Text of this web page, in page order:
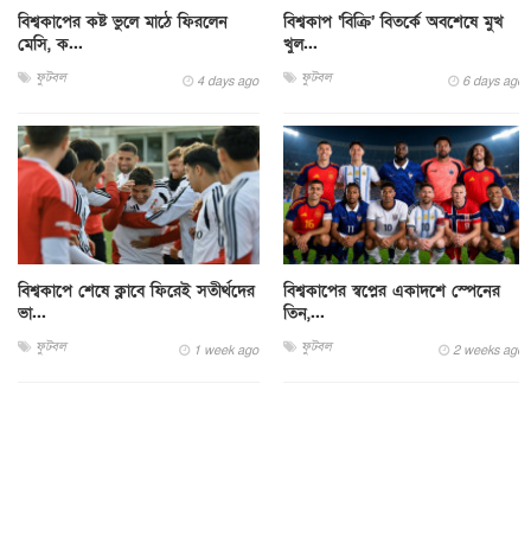
বিশ্বকাপের কষ্ট ভুলে মাঠে ফিরলেন
মেসি, ক...
ফুটবল 4 days ago
বিশ্বকাপ ‘বিক্রি’ বিতর্কে অবশেষে মুখ
খুল...
ফুটবল 6 days ago
বিশ্বকাপে শেষে ক্লাবে ফিরেই সতীর্থদের
ভা...
ফুটবল 1 week ago
বিশ্বকাপের স্বপ্নের একাদশে স্পেনের
তিন,...
ফুটবল 2 weeks ago